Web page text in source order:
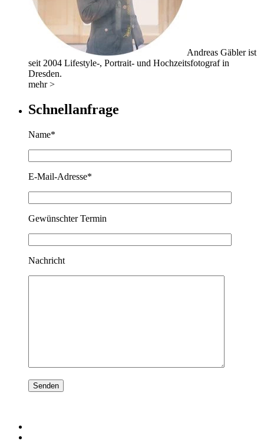
Andreas Gäbler ist
seit 2004 Lifestyle-, Portrait- und Hochzeitsfotograf in
Dresden.
mehr >
Schnellanfrage
Name*
E-Mail-Adresse*
Gewünschter Termin
Nachricht